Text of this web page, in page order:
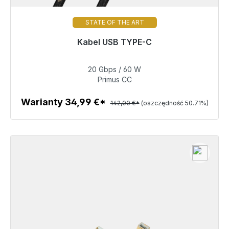
STATE OF THE ART
Kabel USB TYPE-C
Gotowy do natychmiastowej wysyłki, czas dostawy
69,99 €
Szczegóły
20 Gbps / 60 W
Primus CC
Warianty 34,99 €* 142,00 €* (oszczędność 50.71%)